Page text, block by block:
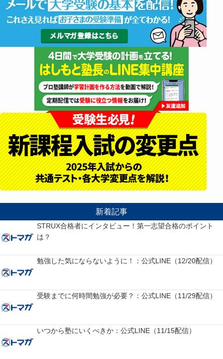
新着記事
STRUX合格者にインタビュー！第一志望合格のポイント
は？
勉強した気にならないように！：公式LINE（12/20配信）
受験までに何時間勉強が必要？：公式LINE（11/29配信）
いつから塾にいくべきか：公式LINE（11/15配信）